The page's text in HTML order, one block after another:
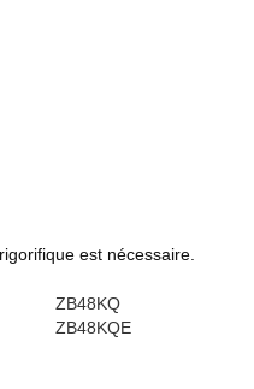
est nécessaire.
ZB48KQ
ZB48KQE